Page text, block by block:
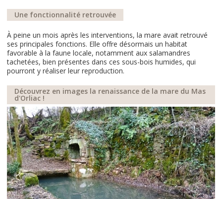
Une fonctionnalité retrouvée
À peine un mois après les interventions, la mare avait retrouvé
ses principales fonctions. Elle offre désormais un habitat
favorable à la faune locale, notamment aux salamandres
tachetées, bien présentes dans ces sous-bois humides, qui
pourront y réaliser leur reproduction.
Découvrez en images la renaissance de la mare du Mas
d'Orliac !